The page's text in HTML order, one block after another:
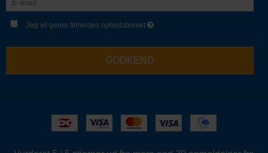
Jeg vil gerne tilmeldes nyhedsbrevet
GODKEND